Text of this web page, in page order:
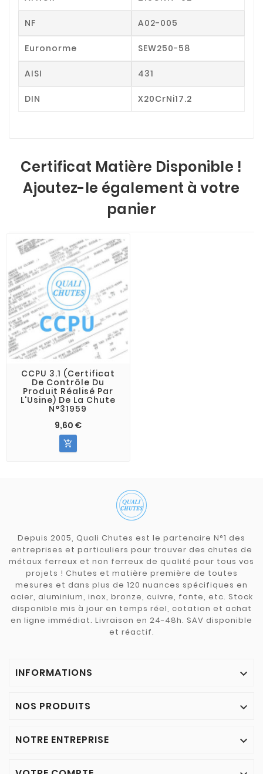
NF A02-005
Euronorme SEW250-58
AISI 431
DIN X20CrNi17.2
Certificat Matière Disponible !
Ajoutez-le également à votre
panier
CCPU 3.1 (Certificat
De Contrôle Du
Produit Réalisé Par
L'Usine) De La Chute
N°31959
9,60 €

Depuis 2005, Quali Chutes est le partenaire N°1 des
entreprises et particuliers pour trouver des chutes de
métaux ferreux et non ferreux de qualité pour tous vos
projets ! Chutes et matière première de toutes
mesures et dans plus de 120 nuances spécifiques en
acier, aluminium, inox, bronze, cuivre, fonte, etc. Stock
disponible mis à jour en temps réel, cotation et achat
en ligne immédiat. Livraison en 24-48h. SAV disponible
et réactif.
INFORMATIONS 
NOS PRODUITS 
NOTRE ENTREPRISE 